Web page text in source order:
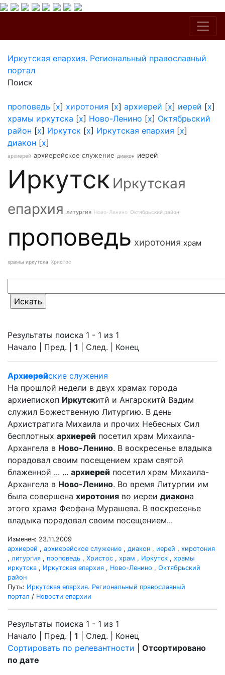
Иркутская епархия. Региональный православный
портал
Поиск
проповедь [x] хиротония [x] архиерей [x] иерей [x]
храмы иркутска [x] Ново-Ленино [x] Октябрьский
район [x] Иркутск [x] Иркутская епархия [x]
диакон [x]
архиерей архиерейское служение диакон иерей
Иркутск Иркутская
епархия литургия Ново-Ленино Октябрьский район
проповедь хиротония храм
храмы иркутска Христос
Результаты поиска 1 - 1 из 1
Начало | Пред. | 1 | След. | Конец
Архиерейские служения
На прошлой недели в двух храмах города
архиепископ Иркутскитй и Ангарскитй Вадим
служил Божественную Литургию. В день
Архистратига Михаила и прочих Небесных Сил
бесплотных архиерей посетил храм Михаила-
Архангела в Ново-Ленино. В воскресенье владыка
порадовал своим посещением храм святой
блаженной ... ... архиерей посетил храм Михаила-
Архангела в Ново-Ленино. Во время Литургии им
была совершена хиротония во иереи диакона
этого храма Феофана Мурашева. В воскресенье
владыка порадовал своим посещением...
Изменен: 23.11.2009
архиерей , архиерейское служение , диакон , иерей , хиротония
, литургия , проповедь , Христос , храм , Иркутск , храмы
иркутска , Иркутская епархия , Ново-Ленино , Октябрьский
район
Путь: Иркутская епархия. Региональный православный
портал / Новости епархии
Результаты поиска 1 - 1 из 1
Начало | Пред. | 1 | След. | Конец
Сортировать по релевантности
Отсортировано
по дате